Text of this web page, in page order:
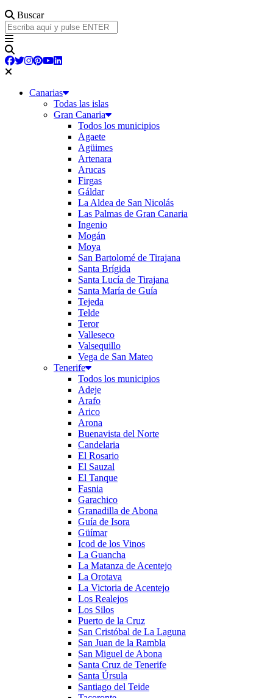
Buscar
Canarias
Todas las islas
Gran Canaria
Todos los municipios
Agaete
Agüimes
Artenara
Arucas
Firgas
Gáldar
La Aldea de San Nicolás
Las Palmas de Gran Canaria
Ingenio
Mogán
Moya
San Bartolomé de Tirajana
Santa Brígida
Santa Lucía de Tirajana
Santa María de Guía
Tejeda
Telde
Teror
Valleseco
Valsequillo
Vega de San Mateo
Tenerife
Todos los municipios
Adeje
Arafo
Arico
Arona
Buenavista del Norte
Candelaria
El Rosario
El Sauzal
El Tanque
Fasnia
Garachico
Granadilla de Abona
Guía de Isora
Güímar
Icod de los Vinos
La Guancha
La Matanza de Acentejo
La Orotava
La Victoria de Acentejo
Los Realejos
Los Silos
Puerto de la Cruz
San Cristóbal de La Laguna
San Juan de la Rambla
San Miguel de Abona
Santa Cruz de Tenerife
Santa Úrsula
Santiago del Teide